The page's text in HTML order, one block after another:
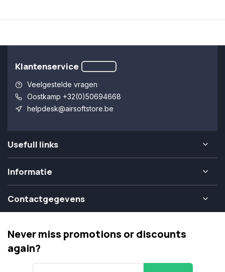
Klantenservice
Veelgestelde vragen
Oostkamp +32(0)50694668
helpdesk@airsoftstore.be
Usefull links
Informatie
Contactgegevens
Never miss promotions or discounts
again?